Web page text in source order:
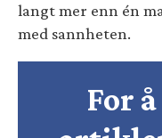
langt mer enn én
med sannheten.
For